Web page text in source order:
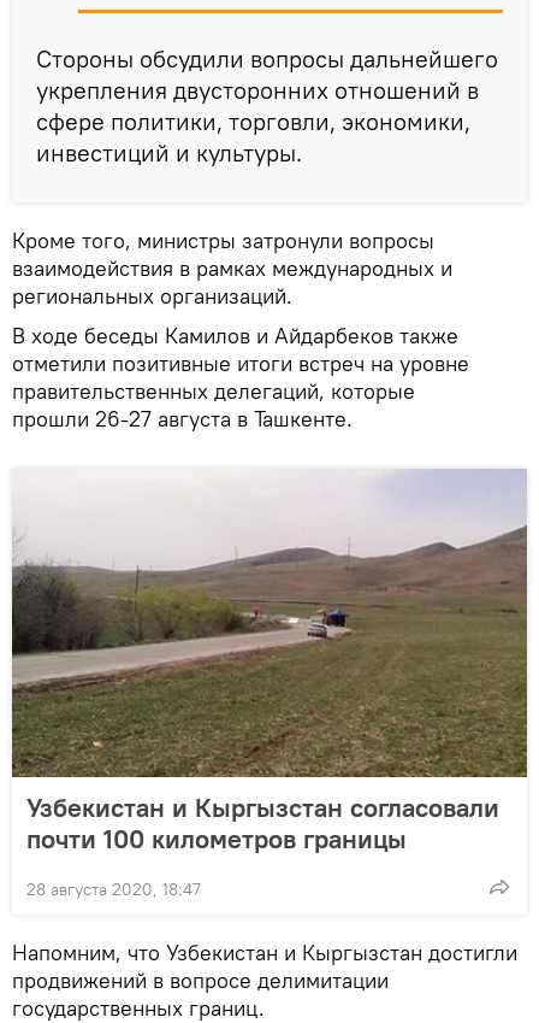
Стороны обсудили вопросы дальнейшего
укрепления двусторонних отношений в
сфере политики, торговли, экономики,
инвестиций и культуры.
Кроме того, министры затронули вопросы
взаимодействия в рамках международных и
региональных организаций.
В ходе беседы Камилов и Айдарбеков также
отметили позитивные итоги встреч на уровне
правительственных делегаций, которые
прошли 26-27 августа в Ташкенте.
Узбекистан и Кыргызстан согласовали
почти 100 километров границы
28 августа 2020, 18:47
Напомним, что Узбекистан и Кыргызстан достигли
продвижений в вопросе делимитации
государственных границ.